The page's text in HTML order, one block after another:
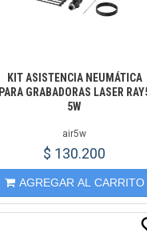
KIT ASISTENCIA NEUMÁTICA
PARA GRABADORAS LASER
5W
air5w
$ 130.200
AGREGAR AL CARRITO